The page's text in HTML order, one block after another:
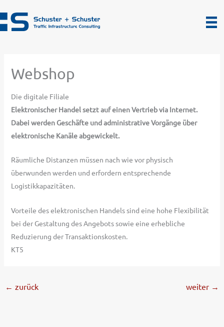
Inhalt
springen
Webshop
Die digitale Filiale
Elektronischer Handel setzt auf einen Vertrieb via Internet.
Dabei werden Geschäfte und administrative Vorgänge über
elektronische Kanäle abgewickelt.
Räumliche Distanzen müssen nach wie vor physisch
überwunden werden und erfordern entsprechende
Logistikkapazitäten.
Vorteile des elektronischen Handels sind eine hohe Flexibilität
bei der Gestaltung des Angebots sowie eine erhebliche
Reduzierung der Transaktionskosten.
KT5
← zurück weiter →